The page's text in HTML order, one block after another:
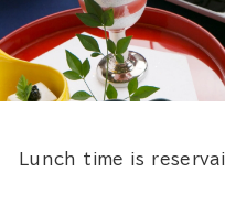
Lunch time is